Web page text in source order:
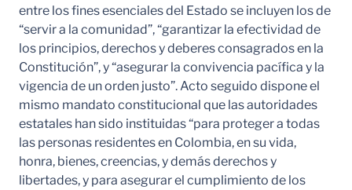
entre los fines esenciales del Estado se incluyen los de
“servir a la comunidad”, “garantizar la efectividad de
los principios, derechos y deberes consagrados en la
Constitución”, y “asegurar la convivencia pacífica y la
vigencia de un orden justo”. Acto seguido dispone el
mismo mandato constitucional que las autoridades
estatales han sido instituidas “para proteger a todas
las personas residentes en Colombia, en su vida,
honra, bienes, creencias, y demás derechos y
libertades, y para asegurar el cumplimiento de los